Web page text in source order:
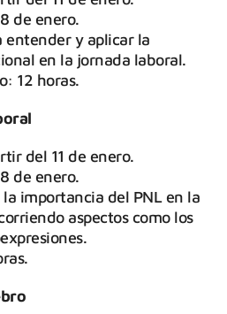
de enero.
entender y aplicar la
en la jornada laboral.
12 horas.
del 11 de enero.
de enero.
importancia del PNL en la
aspectos como los